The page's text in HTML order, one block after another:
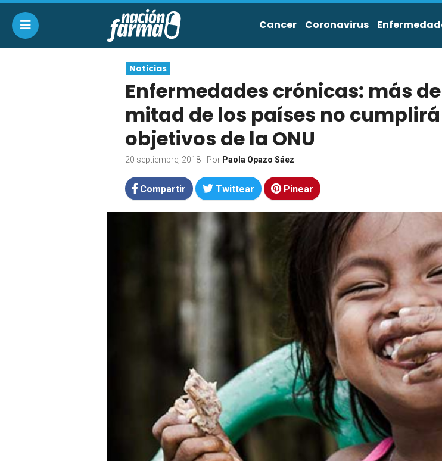
Cancer Coronavirus
Noticias
Enfermedades crónicas: más
mitad de los países no
objetivos de la ONU
20 septiembre, 2018- Por Paola Opazo Sáez
Compartir Twittear Pinear